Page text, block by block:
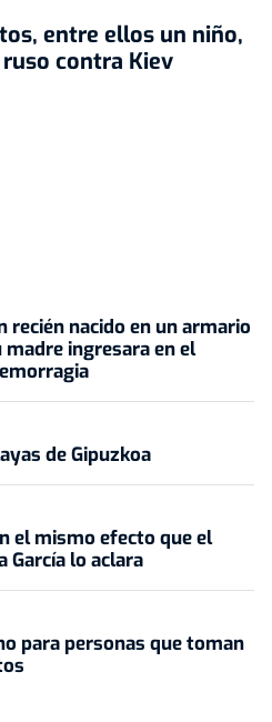
entre ellos un niño,
contra Kiev
recién nacido en un armario
madre ingresara en el
de Gipuzkoa
el mismo efecto que el
García lo aclara
para personas que toman